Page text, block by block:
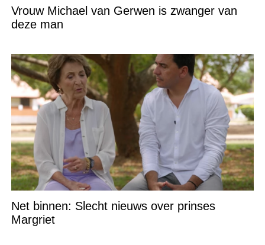
Vrouw Michael van Gerwen is zwanger van
deze man
Net binnen: Slecht nieuws over prinses
Margriet